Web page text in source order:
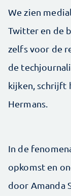
We zien
Twitter en de
zelfs voor de
de
kijken, schrijft
Hermans.
In de
opkomst en
door Amanda